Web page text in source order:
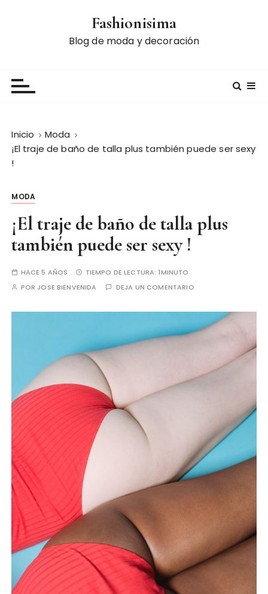
Fashionisima
Blog de moda y decoración
Inicio
Moda
¡El traje de baño de talla plus también puede ser sexy
!
MODA
¡El traje de baño de talla plus
también puede ser sexy !
HACE 5 AÑOS TIEMPO DE LECTURA:1MINUTO
POR JOSE BIENVENIDA DEJA UN COMENTARIO